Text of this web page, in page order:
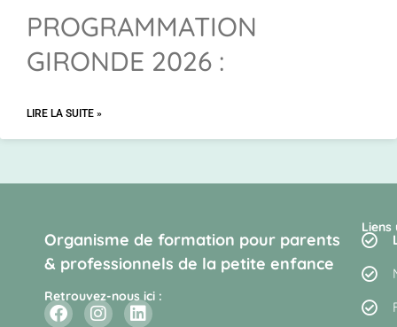
PROGRAMMATION
GIRONDE 2026 :
LIRE LA SUITE »
Organisme de formation pour parents
& professionnels de la petite enfance
Retrouvez-nous ici :
Liens